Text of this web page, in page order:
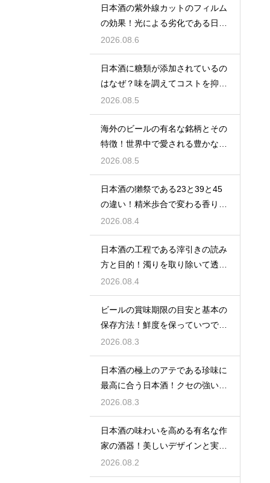
日本酒の紫外線カットのフィルム
の効果！光による劣化である日光
臭を防ぐ
2026.08.6
日本酒に糖類が添加されているの
はなぜ？味を調えてコストを抑え
る手法
2026.08.5
海外のビールの有名な銘柄とその
特徴！世界中で愛される豊かな味
わい
2026.08.5
日本酒の獺祭である23と39と45
の違い！精米歩合で変わる香りと
価格
2026.08.4
日本酒の工程である滓引きの読み
方と目的！濁りを取り除いて透明
な清酒に
2026.08.4
ビールの賞味期限の目安と基本の
保存方法！鮮度を保っていつでも
美味しく
2026.08.3
日本酒の極上のアテである珍味に
最高に合う日本酒！クセの強い旨
味を堪能
2026.08.3
日本酒の味わいを高める有名な作
家の酒器！美しいデザインと実用
性を堪能
2026.08.2